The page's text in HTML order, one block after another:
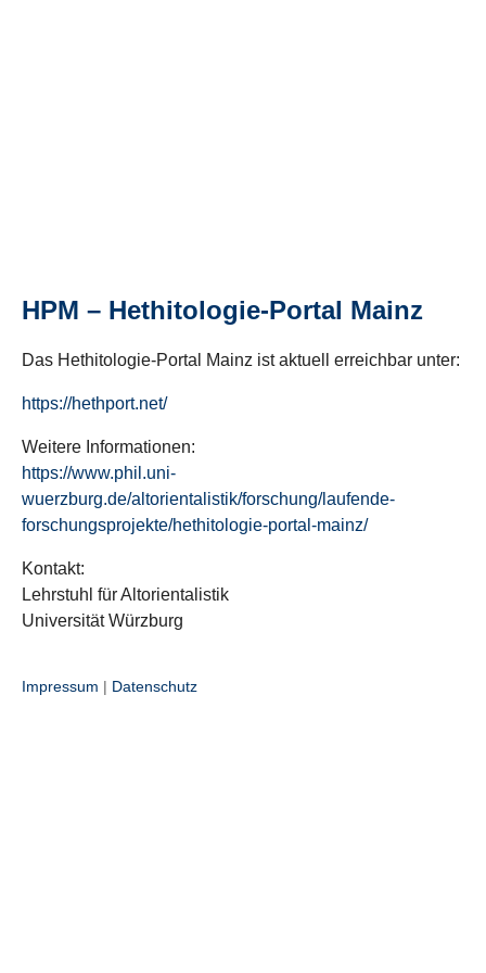
HPM – Hethitologie-Portal Mainz
Das Hethitologie-Portal Mainz ist aktuell erreichbar unter:
https://hethport.net/
Weitere Informationen:
https://www.phil.uni-
wuerzburg.de/altorientalistik/forschung/laufende-
forschungsprojekte/hethitologie-portal-mainz/
Kontakt:
Lehrstuhl für Altorientalistik
Universität Würzburg
Impressum | Datenschutz